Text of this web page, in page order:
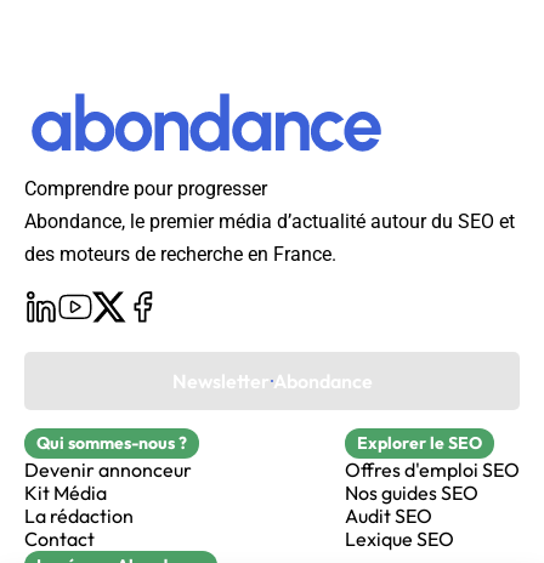
Comprendre pour progresser
Abondance, le premier média d’actualité autour du SEO et
des moteurs de recherche en France.
Newsletter Abondance
Qui sommes-nous ?
Devenir annonceur
Kit Média
La rédaction
Contact
Explorer le SEO
Offres d'emploi SEO
Nos guides SEO
Audit SEO
Lexique SEO